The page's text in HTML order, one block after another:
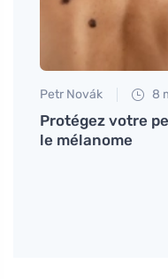
Petr Novák 8
Protégez votre
le mélanome